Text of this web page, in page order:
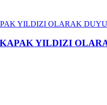
YILDIZI